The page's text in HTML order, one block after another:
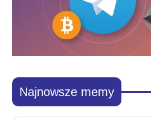
Najnowsze memy